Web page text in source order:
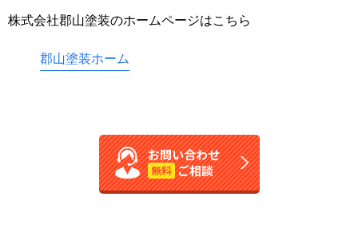
株式会社郡山塗装のホームページはこちら
郡山塗装ホーム
お問い合わせ
無料 ご相談